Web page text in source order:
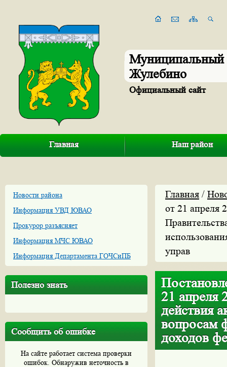
Муниципальный
Жулебино
Официальный сайт
Главная Наш район
Новости района
Информация УВД ЮВАО
Прокурор разъясняет
Информация МЧС ЮВАО
Информация Департамента ГОЧСиПБ
Полезно знать
Сообщить об ошибке
На сайте работает система проверки
ошибок. Обнаружив неточность в
Главная /
от 21 апреля
управ
21 апреля
действия
вопросам
доходов